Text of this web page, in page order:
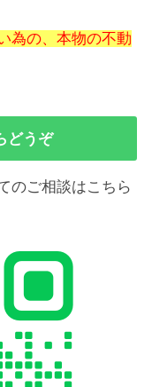
為の、本物の不動
どうぞ
のご相談はこちら